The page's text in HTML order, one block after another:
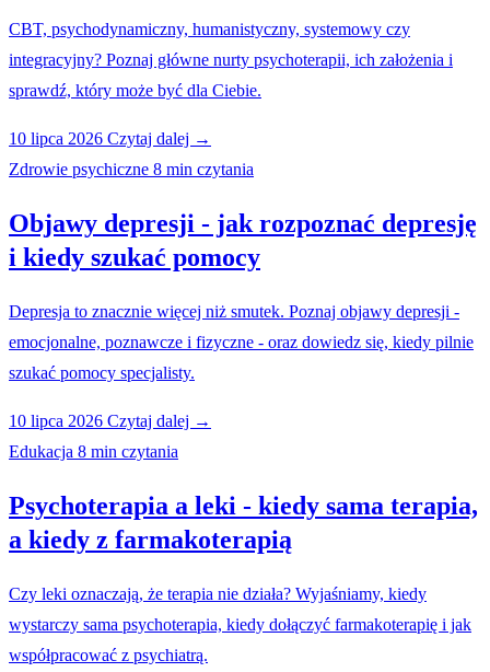
CBT, psychodynamiczny, humanistyczny, systemowy czy
integracyjny? Poznaj główne nurty psychoterapii, ich założenia i
sprawdź, który może być dla Ciebie.
10 lipca 2026 Czytaj dalej →
Zdrowie psychiczne 8 min czytania
Objawy depresji - jak rozpoznać depresję
i kiedy szukać pomocy
Depresja to znacznie więcej niż smutek. Poznaj objawy depresji -
emocjonalne, poznawcze i fizyczne - oraz dowiedz się, kiedy pilnie
szukać pomocy specjalisty.
10 lipca 2026 Czytaj dalej →
Edukacja 8 min czytania
Psychoterapia a leki - kiedy sama terapia,
a kiedy z farmakoterapią
Czy leki oznaczają, że terapia nie działa? Wyjaśniamy, kiedy
wystarczy sama psychoterapia, kiedy dołączyć farmakoterapię i jak
współpracować z psychiatrą.